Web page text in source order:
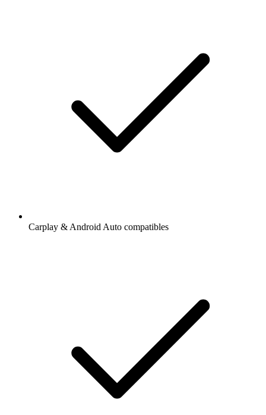
Carplay & Android Auto compatibles